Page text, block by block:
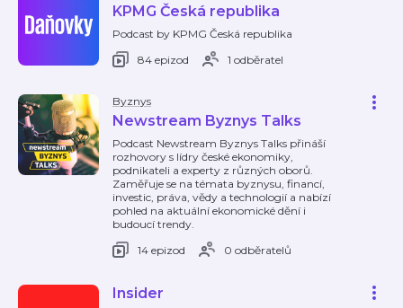
KPMG Česká republika
Podcast by KPMG Česká republika
84 epizod
1 odběratel
Byznys
Newstream Byznys Talks
Podcast Newstream Byznys Talks přináší
rozhovory s lídry české ekonomiky,
podnikateli a experty z různých oborů.
Zaměřuje se na témata byznysu, financí,
investic, práva, vědy a technologií a nabízí
pohled na aktuální ekonomické dění i
budoucí trendy.
14 epizod
0 odběratelů
Insider